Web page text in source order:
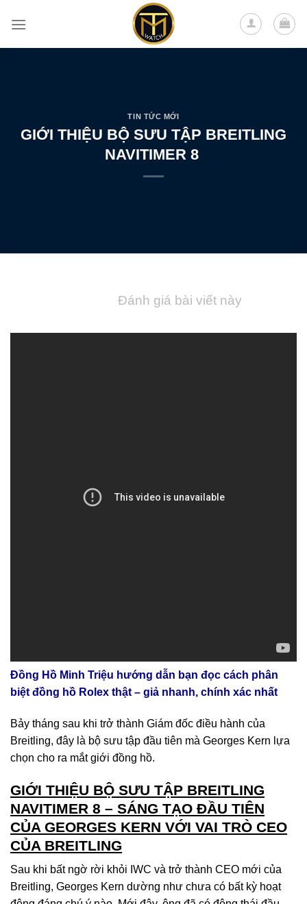
TIN TỨC MỚI
GIỚI THIỆU BỘ SƯU TẬP BREITLING
NAVITIMER 8
Đánh giá bài viết này
Đồng Hồ Minh Triệu hướng dẫn bạn đọc cách phân
biệt đồng hồ Rolex thật – giả nhanh, chính xác nhất
Bảy tháng sau khi trở thành Giám đốc điều hành của
Breitling, đây là bộ sưu tập đầu tiên mà Georges Kern lựa
chọn cho ra mắt giới đồng hồ.
GIỚI THIỆU BỘ SƯU TẬP BREITLING
NAVITIMER 8 – SÁNG TẠO ĐẦU TIÊN
CỦA GEORGES KERN VỚI VAI TRÒ CEO
CỦA BREITLING
Sau khi bất ngờ rời khỏi IWC và trở thành CEO mới của
Breitling, Georges Kern dường như chưa có bất kỳ hoạt